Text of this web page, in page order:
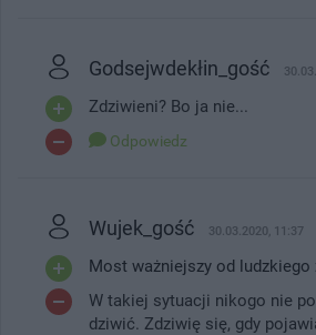
Godsejwdekłin_gość
Zdziwieni? Bo ja nie...
Odpowiedz
Wujek_gość 30.03.2020, 11:37
Most ważniejszy od ludzkiego
W takiej sytuacji nikogo nie
dziwić. Zdziwię się, gdy